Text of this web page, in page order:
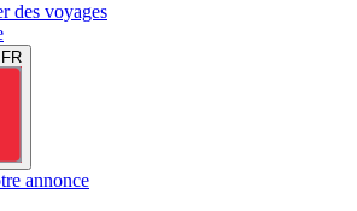
des voyages
annonce